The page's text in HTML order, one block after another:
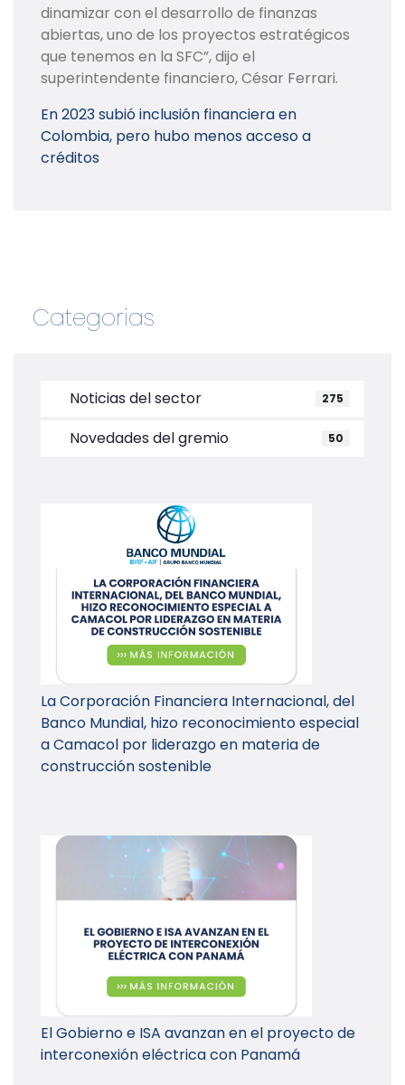
dinamizar con el desarrollo de finanzas
abiertas, uno de los proyectos estratégicos
que tenemos en la SFC”, dijo el
superintendente financiero, César Ferrari.
En 2023 subió inclusión financiera en
Colombia, pero hubo menos acceso a
créditos
Categorias
Noticias del sector 275
Novedades del gremio 50
La Corporación Financiera Internacional, del
Banco Mundial, hizo reconocimiento especial
a Camacol por liderazgo en materia de
construcción sostenible
El Gobierno e ISA avanzan en el proyecto de
interconexión eléctrica con Panamá